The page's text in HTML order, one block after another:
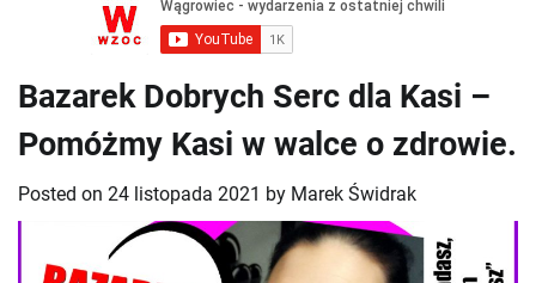
Bazarek Dobrych Serc dla Kasi –
Pomóżmy Kasi w walce o zdrowie.
Posted on 24 listopada 2021 by Marek Świdrak